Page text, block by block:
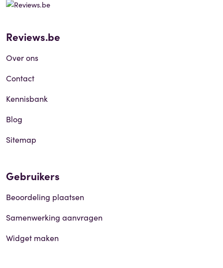
Reviews.be
Over ons
Contact
Kennisbank
Blog
Sitemap
Gebruikers
Beoordeling plaatsen
Samenwerking aanvragen
Widget maken